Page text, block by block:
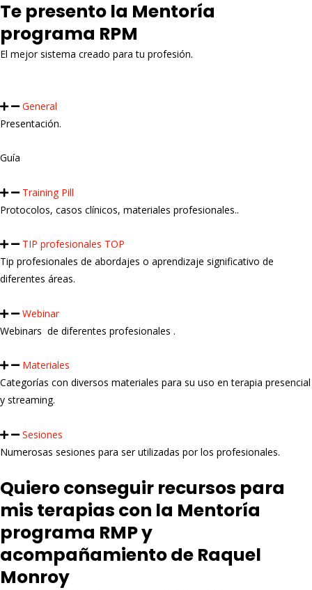
Te presento la Mentoría
programa RPM
El mejor sistema creado para tu profesión.
General
Presentación.
Guía
Training Pill
Protocolos, casos clínicos, materiales profesionales..
TIP profesionales TOP
Tip profesionales de abordajes o aprendizaje significativo de
diferentes áreas.
Webinar
Webinars de diferentes profesionales .
Materiales
Categorías con diversos materiales para su uso en terapia presencial
y streaming.
Sesiones
Numerosas sesiones para ser utilizadas por los profesionales.
Quiero conseguir recursos para
mis terapias con la Mentoría
programa RMP y
acompañamiento de Raquel
Monroy